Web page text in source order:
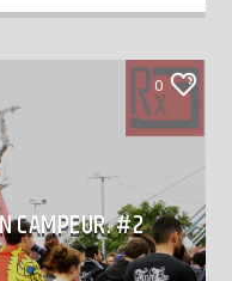
0
CAMPEUR. #2